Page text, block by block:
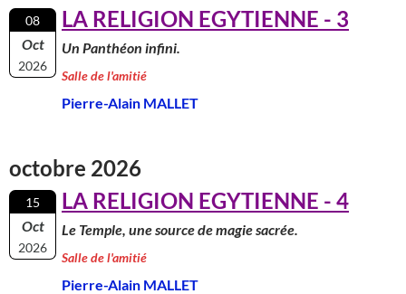
08
Oct
2026
LA RELIGION EGYTIENNE - 3
Un Panthéon infini.
Salle de l'amitié
Pierre-Alain MALLET
octobre 2026
15
Oct
2026
LA RELIGION EGYTIENNE - 4
Le Temple, une source de magie sacrée.
Salle de l'amitié
Pierre-Alain MALLET